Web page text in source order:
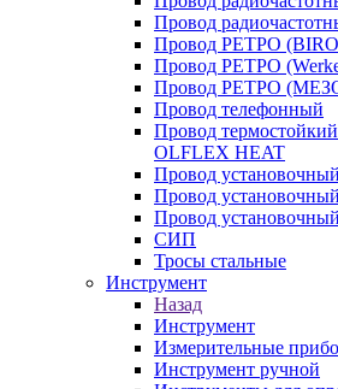
Провод
Провод РЕТРО
Провод РЕТРО
Провод РЕТРО
Провод телефонный
Провод
OLFLEX HEAT
Провод
Провод
Провод
СИП
Тросы стальные
Инструмент
Назад
Инструмент
Измерительные
Инструмент ручной